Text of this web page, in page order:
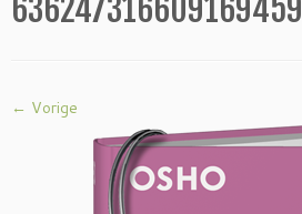
636247316609169459
← Vorige